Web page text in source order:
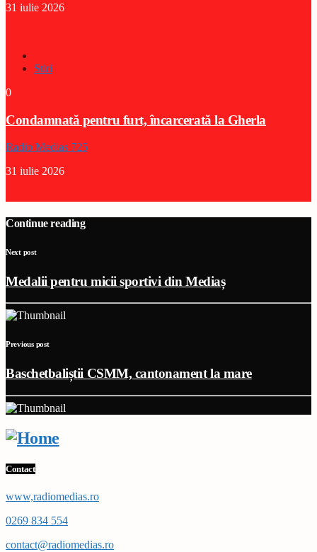
31 iulie 2026
Stiri
0
Condamnată pentru furt, încarcerată la Gherla
Radio Medias 725
31 iulie 2026
Continue reading
Next post
Medalii pentru micii sportivi din Mediaș
Previous post
Baschetbaliștii CSMM, cantonament la mare
Contact
www,radiomedias.ro
0269 834 554
contact@radiomedias.ro